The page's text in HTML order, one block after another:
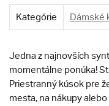
Kategórie Dámské
Jedna z najnovších
momentálne ponúka!
Priestranný kúsok pre
mesta, na nákupy